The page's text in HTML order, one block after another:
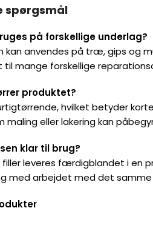
på forskellige underlag?
reparationsopgaver
produktet?
kan påbegyndes.
klar til brug?
med det samme uden forberedelse.